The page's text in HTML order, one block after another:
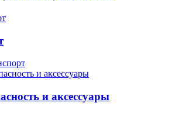
и аксессуары